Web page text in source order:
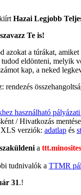
Hazai Legjobb
Te is!
azokat a túrákat,
eldönteni, melyik
kap, a neked
rendezés
használható pályázati
/ Hivatkozás
verziók: adatlap és
a
tudnivalók a TTMR
31.!